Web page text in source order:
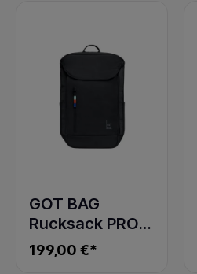
GOT BAG
Rucksack PRO
PACK TRAVEL
black
199,00 €*